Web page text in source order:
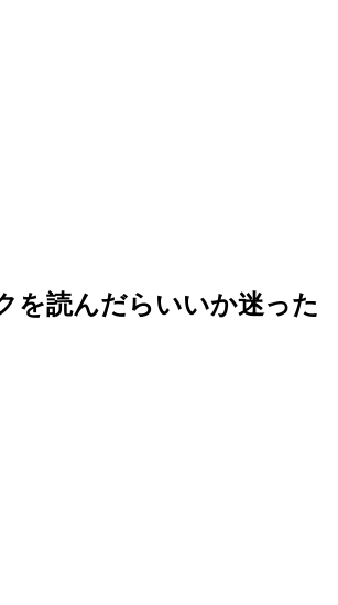
を読んだらいいか迷った